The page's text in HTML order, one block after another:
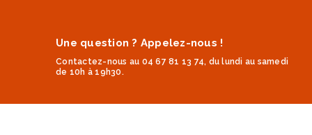
Une question ? Appelez-nous !
Contactez-nous au 04 67 81 13 74, du lundi au samedi
de 10h à 19h30.